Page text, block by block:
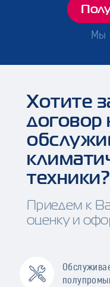
Мы
Хотите
договор
Приедем к
оценку и